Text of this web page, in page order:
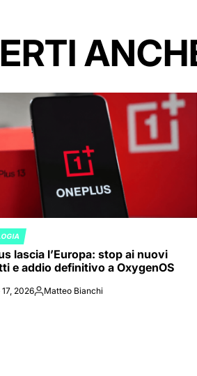
lascia l’Europa: stop ai nuovi
e addio definitivo a OxygenOS
2026Posted
Matteo Bianchi